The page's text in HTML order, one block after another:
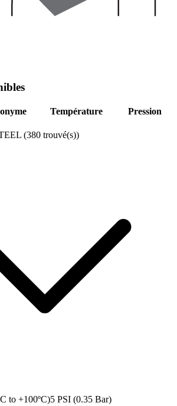
Température Pression
(380 trouvé(s))
to +100ºC)5 PSI (0.35 Bar)